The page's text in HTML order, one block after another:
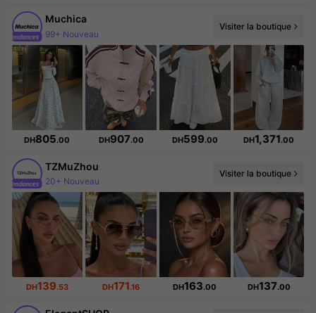
Muchica
336K abonné(e)(s)
Visiter la boutique
DH805.00 DH907.00 DH599.00 DH1,371.00
TZMuZhou
Visiter la boutique
DH139.53 DH171.16 DH163.00 DH137.00